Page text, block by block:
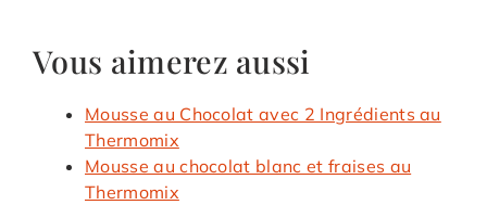
Vous aimerez aussi
Mousse au Chocolat avec 2 Ingrédients au
Thermomix
Mousse au chocolat blanc et fraises au
Thermomix